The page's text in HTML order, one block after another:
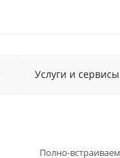
Услуги и сервисы
Полно-